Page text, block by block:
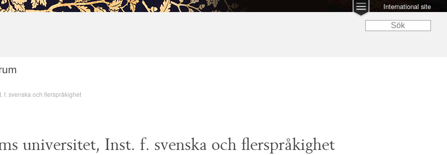
International site
f. svenska och flerspråkighet
universitet, Inst. f. svenska och flerspråkighet